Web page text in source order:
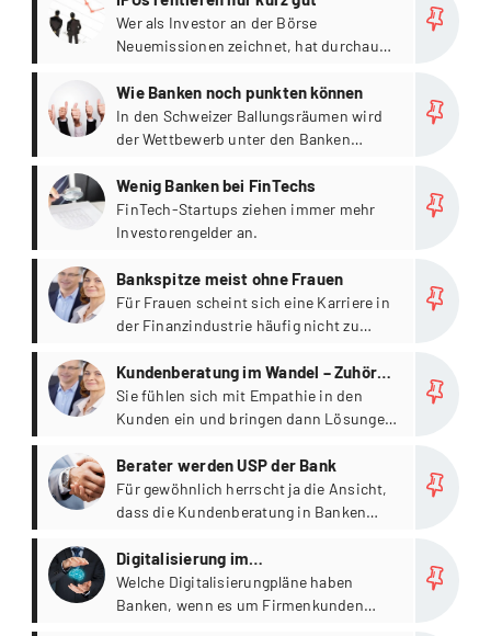
Bankgeschäfte und trägt wesentlich zu
einer hohen Kundenloyalität bei.
Wer als Investor an der Börse
Neuemissionen zeichnet, hat durchaus
Wie Banken noch punkten können
In den Schweizer Ballungsräumen wird
der Wettbewerb unter den Banken
Wenig Banken bei FinTechs
FinTech-Startups ziehen immer mehr
Investorengelder an.
Bankspitze meist ohne Frauen
Für Frauen scheint sich eine Karriere in
der Finanzindustrie häufig nicht zu
Kundenberatung im Wandel – Zuhören
statt Verkaufen
Sie fühlen sich mit Empathie in den
Kunden ein und bringen dann Lösungen
Kundenbedürfnisse erfüllen.
Berater werden USP der Bank
Für gewöhnlich herrscht ja die Ansicht,
dass die Kundenberatung in Banken
Digitalisierung viele Inhalte dieses
Prozesses auf den Computer verlagert.
Digitalisierung im
Firmenkundengeschäft mit grossem
Potenzial
Welche Digitalisierungpläne haben
Banken, wenn es um Firmenkunden